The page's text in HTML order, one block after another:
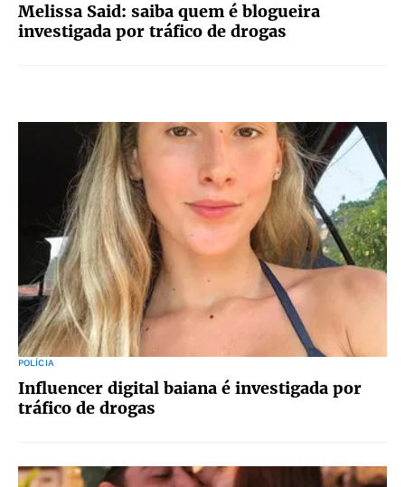
Melissa Said: saiba quem é blogueira
investigada por tráfico de drogas
POLÍCIA
Influencer digital baiana é investigada por
tráfico de drogas